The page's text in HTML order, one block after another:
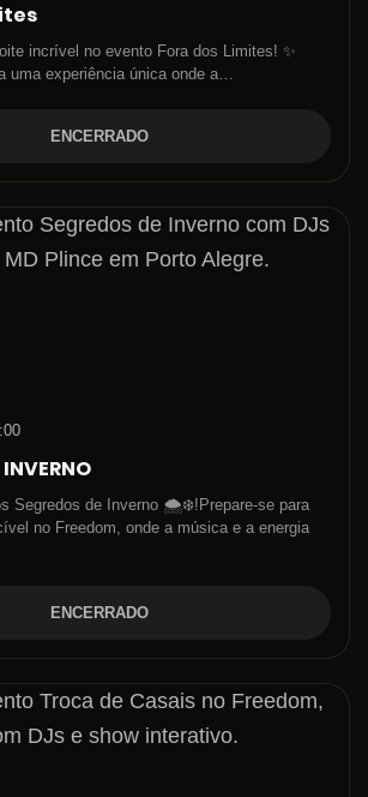
incrível no evento Fora dos Limites! ✨
uma experiência única onde a…
ENCERRADO
INVERNO
Segredos de Inverno 🌨️❄️!Prepare-se para
no Freedom, onde a música e a energia
ENCERRADO